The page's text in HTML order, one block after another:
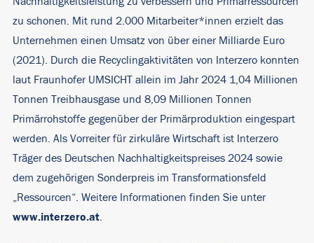
zu schonen. Mit rund 2.000 Mitarbeiter*innen erzielt das
Unternehmen einen Umsatz von über einer Milliarde Euro
(2021). Durch die Recyclingaktivitäten von Interzero konnten
laut Fraunhofer UMSICHT allein im Jahr 2024 1,04 Millionen
Tonnen Treibhausgase und 8,09 Millionen Tonnen
Primärrohstoffe gegenüber der Primärproduktion eingespart
werden. Als Vorreiter für zirkuläre Wirtschaft ist Interzero
Träger des Deutschen Nachhaltigkeitspreises 2024 sowie
dem zugehörigen Sonderpreis im Transformationsfeld
„Ressourcen“. Weitere Informationen finden Sie unter
www.interzero.at